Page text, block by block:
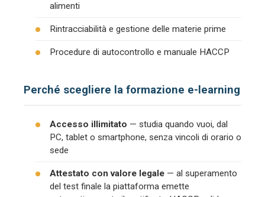
alimenti
Rintracciabilità e gestione delle materie prime
Procedure di autocontrollo e manuale HACCP
Perché scegliere la formazione e-learning
Accesso illimitato — studia quando vuoi, dal
PC, tablet o smartphone, senza vincoli di orario o
sede
Attestato con valore legale — al superamento
del test finale la piattaforma emette